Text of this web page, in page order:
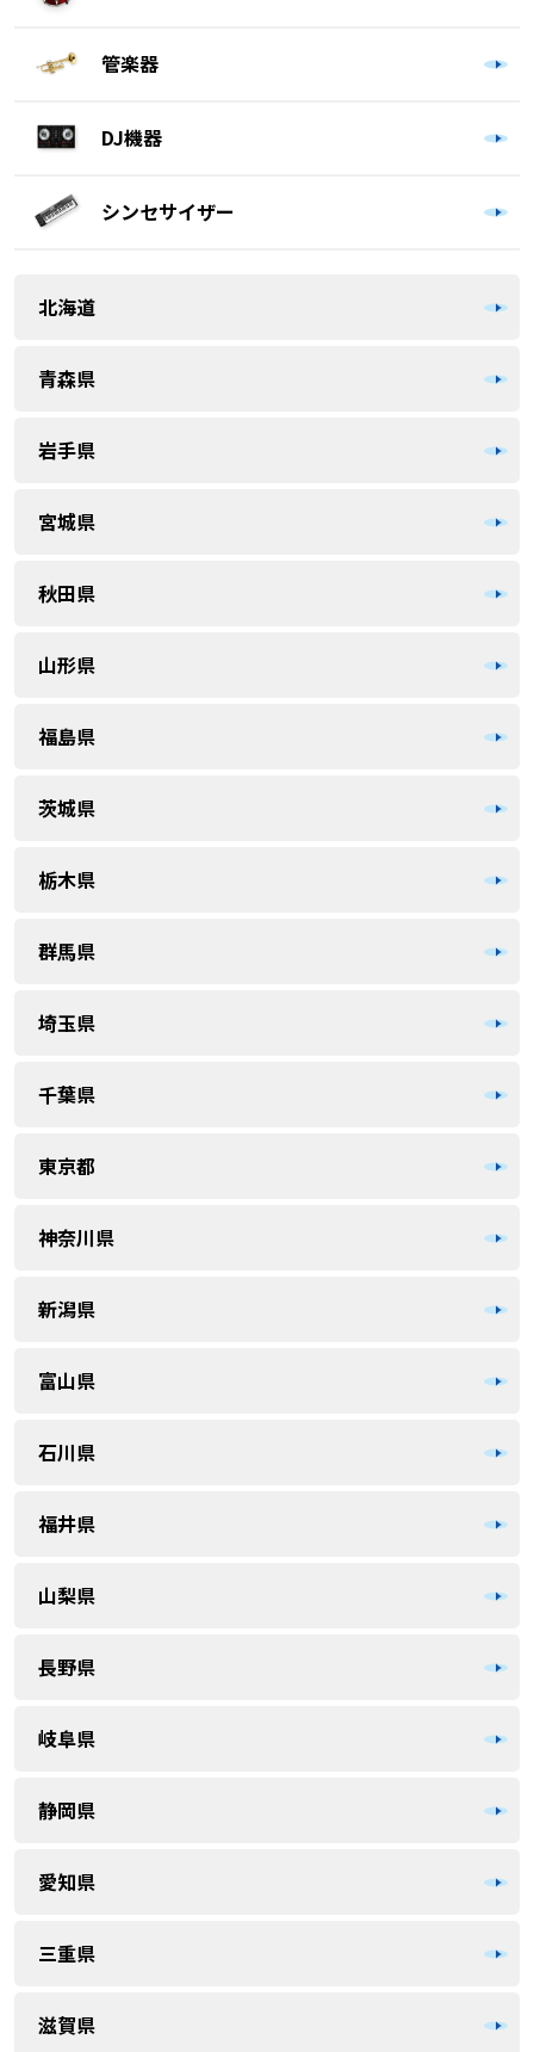
管楽器
DJ機器
シンセサイザー
北海道
青森県
岩手県
宮城県
秋田県
山形県
福島県
茨城県
栃木県
群馬県
埼玉県
千葉県
東京都
神奈川県
新潟県
富山県
石川県
福井県
山梨県
長野県
岐阜県
静岡県
愛知県
三重県
滋賀県